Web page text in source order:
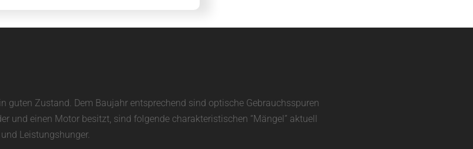
guten Zustand. Dem Baujahr entsprechend sind optische Gebrauchsspuren
und einen Motor besitzt, sind folgende charakteristischen “Mängel” aktuell
Leistungshunger.